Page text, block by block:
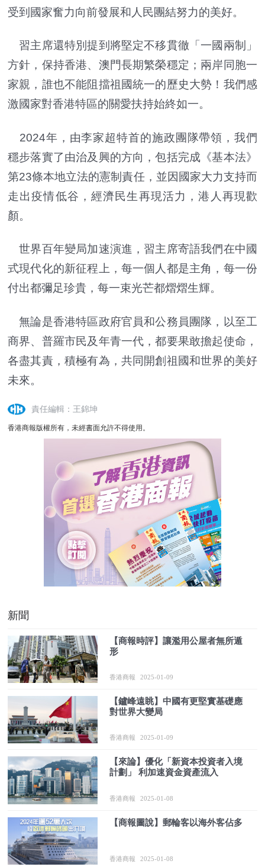
受到國家奮力向前發展和人民團結努力的美好。
習主席還特別提到將堅定不移貫徹「一國兩制」
方針，保持香港、澳門長期繁榮穩定；兩岸同胞一
家親，誰也不能阻擋祖國統一的歷史大勢！我們感
激國家對香港特區的關愛扶持始終如一。
2024年，由李家超特首的施政團隊帶領，我們
穩步落實了由治及興的方向，包括完成《基本法》
第23條本地立法的憲制責任，並因國家大力支持而
走出疫情低谷，經濟民生再現活力，港人再現歡
顏。
世界百年變局加速演進，習主席寄語我們在中國
式現代化的新征程上，每一個人都是主角，每一份
付出都彌足珍貴，每一束光芒都熠熠生輝。
無論是香港特區政府官員和公務員團隊，以至工
商界、普羅市民及年青一代，都要果敢擔起使命，
各盡其責，積極有為，共同開創祖國和世界的美好
未來。
責任編輯：王錦坤
香港商報版權所有，未經書面允許不得使用。
新聞
【商報時評】讓濫用公屋者無所遁
形
香港商報 2025-01-09
【鑪峰遠眺】中國有更堅實基礎應
對世界大變局
香港商報 2025-01-09
【來論】優化「新資本投資者入境
計劃」 利加速資金資產流入
香港商報 2025-01-08
【商報圖說】郵輪客以海外客佔多
香港商報 2025-01-08